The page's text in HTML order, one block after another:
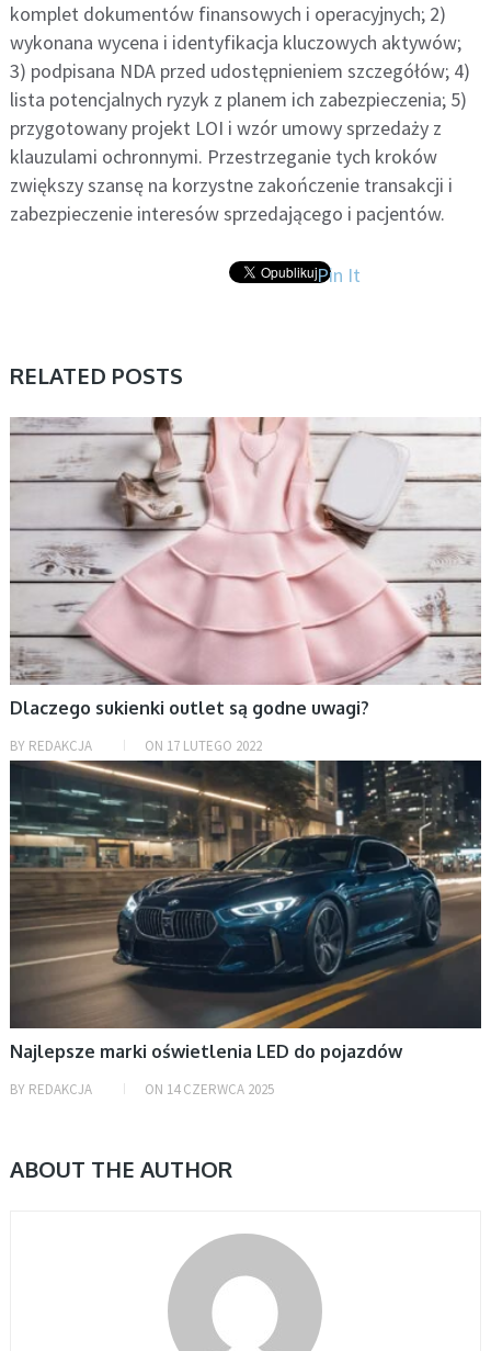
komplet dokumentów finansowych i operacyjnych; 2)
wykonana wycena i identyfikacja kluczowych aktywów;
3) podpisana NDA przed udostępnieniem szczegółów; 4)
lista potencjalnych ryzyk z planem ich zabezpieczenia; 5)
przygotowany projekt LOI i wzór umowy sprzedaży z
klauzulami ochronnymi. Przestrzeganie tych kroków
zwiększy szansę na korzystne zakończenie transakcji i
zabezpieczenie interesów sprzedającego i pacjentów.
Pin It
RELATED POSTS
BEZ KATEGORII
Dlaczego sukienki outlet są godne uwagi?
BY REDAKCJA ON 17 LUTEGO 2022
BEZ KATEGORII
Najlepsze marki oświetlenia LED do pojazdów
BY REDAKCJA ON 14 CZERWCA 2025
ABOUT THE AUTHOR